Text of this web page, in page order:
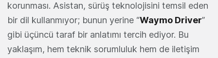
korunması. Asistan, sürüş teknolojisini temsil eden
bir dil kullanmıyor; bunun yerine “Waymo Driver”
gibi üçüncü taraf bir anlatımı tercih ediyor. Bu
yaklaşım, hem teknik sorumluluk hem de iletişim